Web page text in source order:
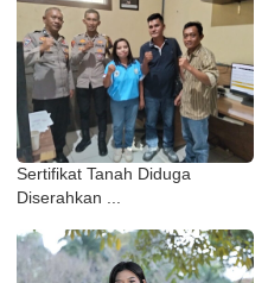
Sertifikat Tanah Diduga
Diserahkan ...